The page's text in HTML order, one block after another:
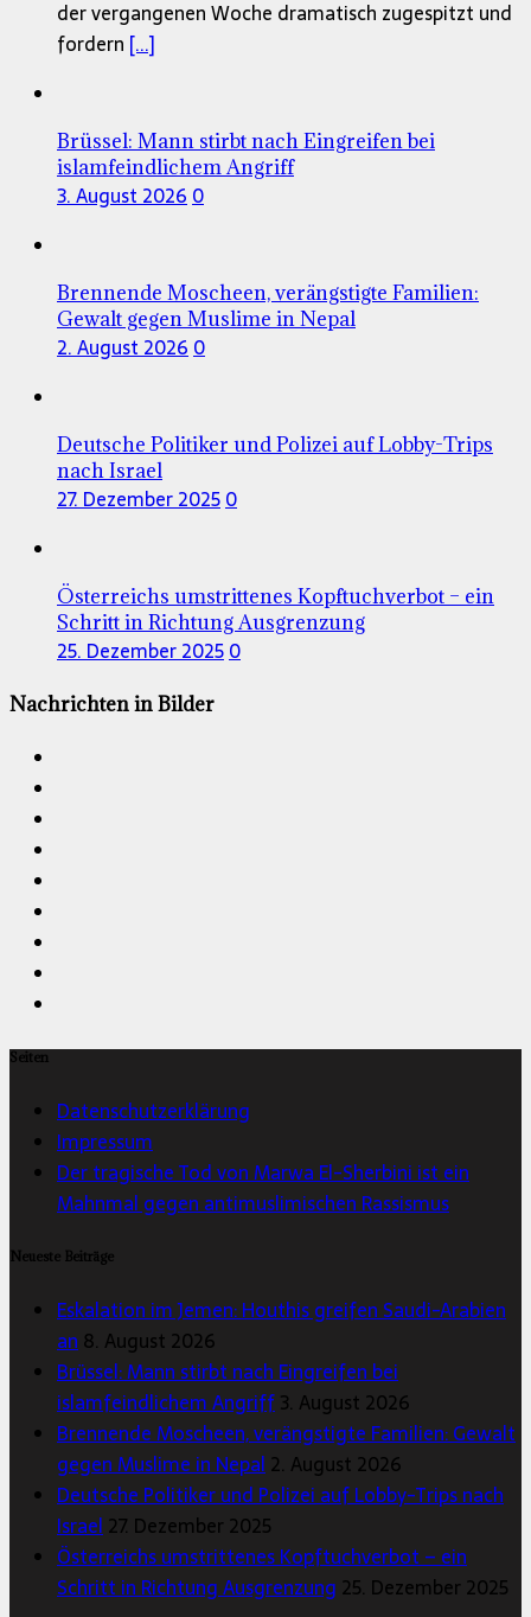
der vergangenen Woche dramatisch zugespitzt und
fordern [...]
Brüssel: Mann stirbt nach Eingreifen bei
islamfeindlichem Angriff
3. August 2026 0
Brennende Moscheen, verängstigte Familien:
Gewalt gegen Muslime in Nepal
2. August 2026 0
Deutsche Politiker und Polizei auf Lobby-Trips
nach Israel
27. Dezember 20250
Österreichs umstrittenes Kopftuchverbot – ein
Schritt in Richtung Ausgrenzung
25. Dezember 20250
Nachrichten in Bilder
Seiten
Datenschutzerklärung
Impressum
Der tragische Tod von Marwa El-Sherbini ist ein
Mahnmal gegen antimuslimischen Rassismus
Neueste Beiträge
Eskalation im Jemen: Houthis greifen Saudi-Arabien
an8. August 2026
Brüssel: Mann stirbt nach Eingreifen bei
islamfeindlichem Angriff3. August 2026
Brennende Moscheen, verängstigte Familien: Gewalt
gegen Muslime in Nepal2. August 2026
Deutsche Politiker und Polizei auf Lobby-Trips nach
Israel27. Dezember 2025
Österreichs umstrittenes Kopftuchverbot – ein
Schritt in Richtung Ausgrenzung 25. Dezember 2025